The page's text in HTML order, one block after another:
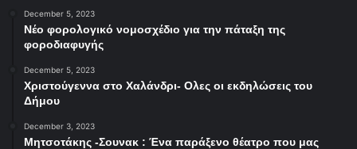
December 5, 2023
Νέο φορολογικό νομοσχέδιο για την πάταξη της
φοροδιαφυγής
December 5, 2023
Χριστούγεννα στο Χαλάνδρι- Ολες οι εκδηλώσεις του
Δήμου
December 3, 2023
Μητσοτάκης -Σουνακ : Ένα παράξενο θέατρο που μας